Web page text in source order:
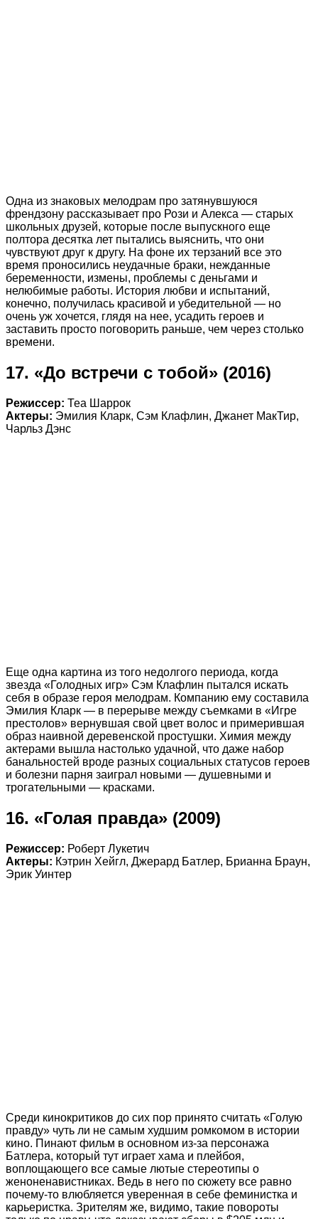
Одна из знаковых мелодрам про затянувшуюся
френдзону рассказывает про Рози и Алекса — старых
школьных друзей, которые после выпускного еще
полтора десятка лет пытались выяснить, что они
чувствуют друг к другу. На фоне их терзаний все это
время проносились неудачные браки, нежданные
беременности, измены, проблемы с деньгами и
нелюбимые работы. История любви и испытаний,
конечно, получилась красивой и убедительной — но
очень уж хочется, глядя на нее, усадить героев и
заставить просто поговорить раньше, чем через столько
времени.
17. «До встречи с тобой» (2016)
Режиссер: Теа Шаррок
Актеры: Эмилия Кларк, Сэм Клафлин, Джанет МакТир,
Чарльз Дэнс
Еще одна картина из того недолгого периода, когда
звезда «Голодных игр» Сэм Клафлин пытался искать
себя в образе героя мелодрам. Компанию ему составила
Эмилия Кларк — в перерыве между съемками в «Игре
престолов» вернувшая свой цвет волос и примерившая
образ наивной деревенской простушки. Химия между
актерами вышла настолько удачной, что даже набор
банальностей вроде разных социальных статусов героев
и болезни парня заиграл новыми — душевными и
трогательными — красками.
16. «Голая правда» (2009)
Режиссер: Роберт Лукетич
Актеры: Кэтрин Хейгл, Джерард Батлер, Брианна Браун,
Эрик Уинтер
Среди кинокритиков до сих пор принято считать «Голую
правду» чуть ли не самым худшим ромкомом в истории
кино. Пинают фильм в основном из-за персонажа
Батлера, который тут играет хама и плейбоя,
воплощающего все самые лютые стереотипы о
женоненавистниках. Ведь в него по сюжету все равно
почему-то влюбляется уверенная в себе феминистка и
карьеристка. Зрителям же, видимо, такие повороты